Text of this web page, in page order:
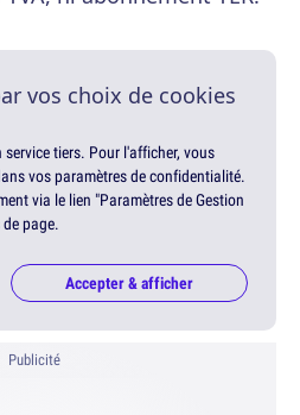
vos choix de cookies
tiers. Pour l'afficher, vous
vos paramètres de confidentialité.
via le lien "Paramètres de Gestion
page.
Accepter & afficher
Publicité